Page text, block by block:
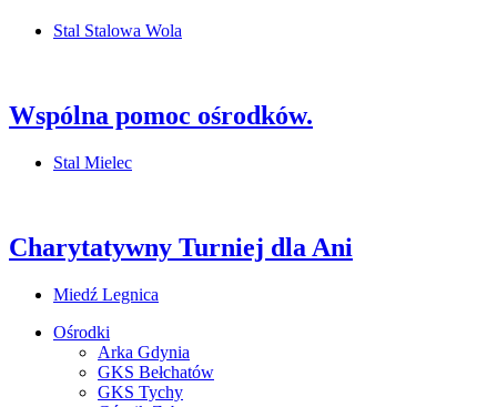
Stal Stalowa Wola
Wspólna pomoc ośrodków.
Stal Mielec
Charytatywny Turniej dla Ani
Miedź Legnica
Ośrodki
Arka Gdynia
GKS Bełchatów
GKS Tychy